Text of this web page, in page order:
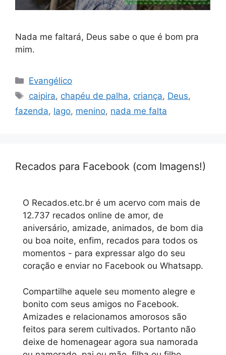
Nada me faltará, Deus sabe o que é bom pra
mim.
Categorias
Evangélico
Tags
caipira, chapéu de palha, criança, Deus,
fazenda, lago, menino, nada me falta
Recados para Facebook (com Imagens!)
O Recados.etc.br é um acervo com mais de
12.737 recados online de amor, de
aniversário, amizade, animados, de bom dia
ou boa noite, enfim, recados para todos os
momentos - para expressar algo do seu
coração e enviar no Facebook ou Whatsapp.
Compartilhe aquele seu momento alegre e
bonito com seus amigos no Facebook.
Amizades e relacionamos amorosos são
feitos para serem cultivados. Portanto não
deixe de homenagear agora sua namorada